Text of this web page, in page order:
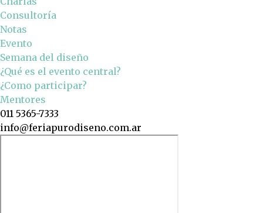
Consultoría
Notas
Evento
Semana del diseño
¿Qué es el evento central?
¿Como participar?
Mentores
011 5365-7333
info@feriapurodiseno.com.ar